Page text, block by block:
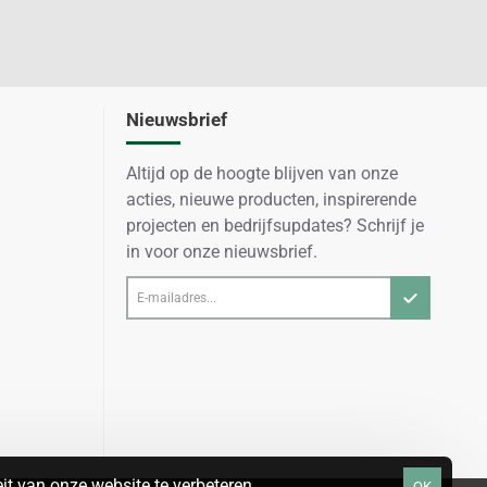
Nieuwsbrief
Altijd op de hoogte blijven van onze
acties, nieuwe producten, inspirerende
projecten en bedrijfsupdates? Schrijf je
in voor onze nieuwsbrief.
E-
mailadres...